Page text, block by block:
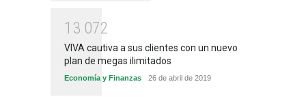
1 3 072
VIVA cautiva a sus clientes con un nuevo
plan de megas ilimitados
Economía y Finanzas 26 de abril de 2019